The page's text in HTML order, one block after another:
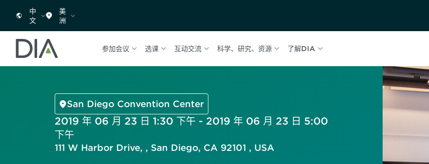
中
文
美
洲
参加会议 选课 互动交流 科学、研究、资源 了解DIA
San Diego Convention Center
2019 年 06 月 23 日 1:30 下午 - 2019 年 06 月 23 日 5:00
下午
111 W Harbor Drive, , San Diego, CA 92101 , USA